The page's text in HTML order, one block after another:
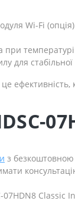
Wi-Fi
для стабільної
з безкоштовною
07HDN8 Classic